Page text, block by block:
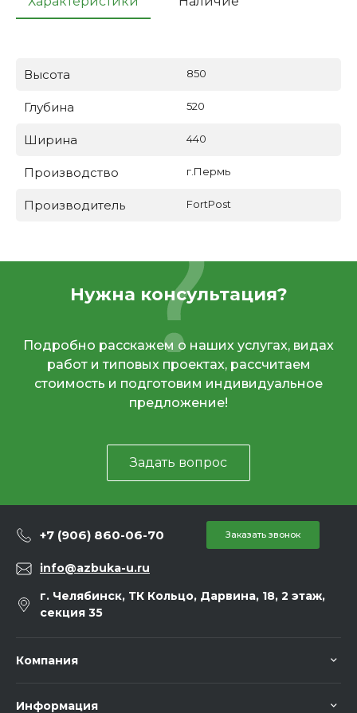
Высота 850
Глубина 520
Ширина 440
Производство г.Пермь
Производитель FortPost
Нужна консультация?
Подробно расскажем о наших услугах, видах
работ и типовых проектах, рассчитаем
стоимость и подготовим индивидуальное
предложение!
Задать вопрос
+7 (906) 860-06-70 Заказать звонок
info@azbuka-u.ru
г. Челябинск, ТК Кольцо, Дарвина, 18, 2 этаж,
секция 35
Компания
Информация